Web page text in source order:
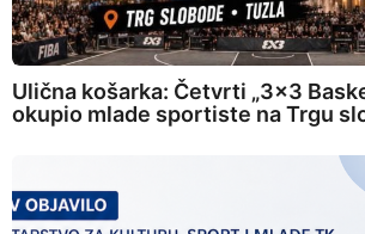
Ulična košarka: Četvrti „3×3
okupio mlade sportiste na Trgu